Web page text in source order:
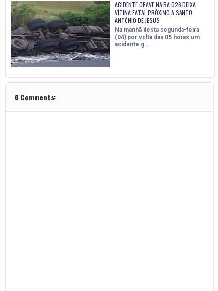
ACIDENTE GRAVE NA BA 026 DEIXA
VÍTIMA FATAL PRÓXIMO A SANTO
ANTÔNIO DE JESUS
Na manhã desta segunda-feira
(04) por volta das 05 horas um
acidente g…
0 Comments: